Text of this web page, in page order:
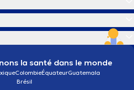
la santé dans le monde
ColombieÉquateurGuatemala
Brésil